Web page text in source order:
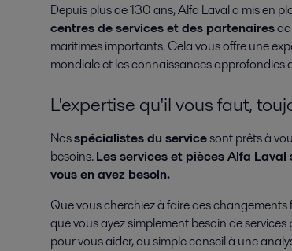
Depuis plus de 130 ans, Alfa Laval a mis en
centres de services et des partenaires
maritimes importants. Cela vous offre une
mondiale et les connaissances approfondies
L'expertise qu'il vous faut,
Nosspécialistes du servicesont prêts à
besoins.Les services et pièces Alfa
vous en avez besoin.
Que vous cherchiez à faire des
que vous ayez simplement besoin de
pour vous aider, du simple conseil à une